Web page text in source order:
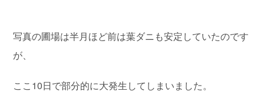
写真の圃場は半月ほど前は葉ダニも安定していたのです
が、
ここ10日で部分的に大発生してしまいました。